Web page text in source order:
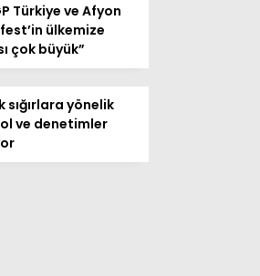
Türkiye ve Afyon
ülkemize
çok büyük”
sığırlara yönelik
ve denetimler